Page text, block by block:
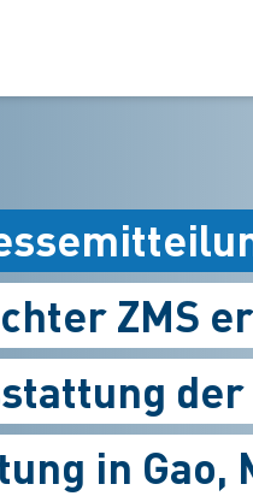
ZMS
in Gao,